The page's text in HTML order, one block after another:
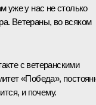
уже у нас не столько
Ветераны, во всяком
с ветеранскими
«Победа»,
и почему.